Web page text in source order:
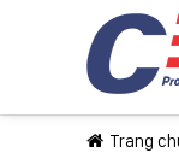
Trang